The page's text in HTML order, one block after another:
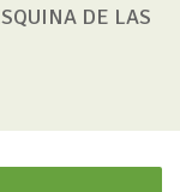
DE LAS